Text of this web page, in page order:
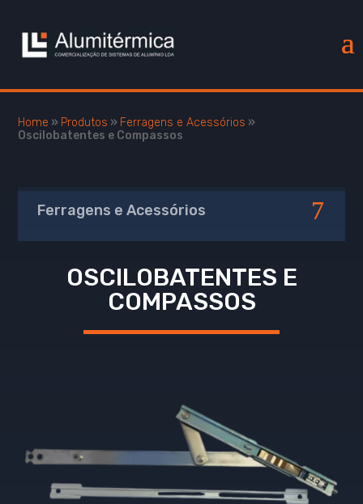
Home » Produtos » Ferragens e Acessórios »
Oscilobatentes e Compassos
Ferragens e Acessórios
OSCILOBATENTES E
COMPASSOS